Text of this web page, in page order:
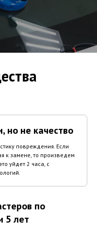
но не качество
повреждения. Если
к замене, то произведем
уйдет 2 часа, с
по
5 лет